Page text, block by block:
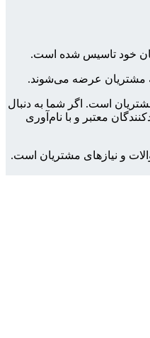
خود تاسیس شده است.
به مشتریان عرضه می‌شوند.
است. اگر شما به دنبال
معتبر و با نام‌آوری
و نیازهای مشتریان است.